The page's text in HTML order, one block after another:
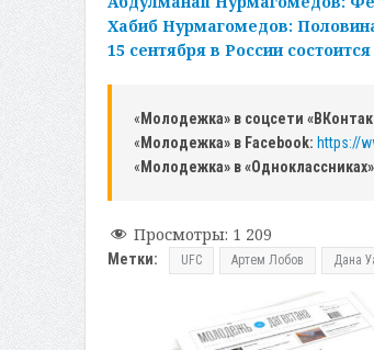
Хабиб Нурмагомедов:
15 сентября в России
« Молодежка» в соцсети
« Молодежка» в Facebook: https://
« Молодежка» в
Просмотры: 1 209
Метки: UFC Артем Лобов Дана